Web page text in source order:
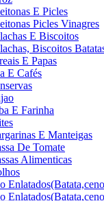
E Picles
Picles Vinagres
E Biscoitos
Biscoitos
E Papas
E Cafés
E Farinha
E Manteigas
De Tomate
Alimenticas